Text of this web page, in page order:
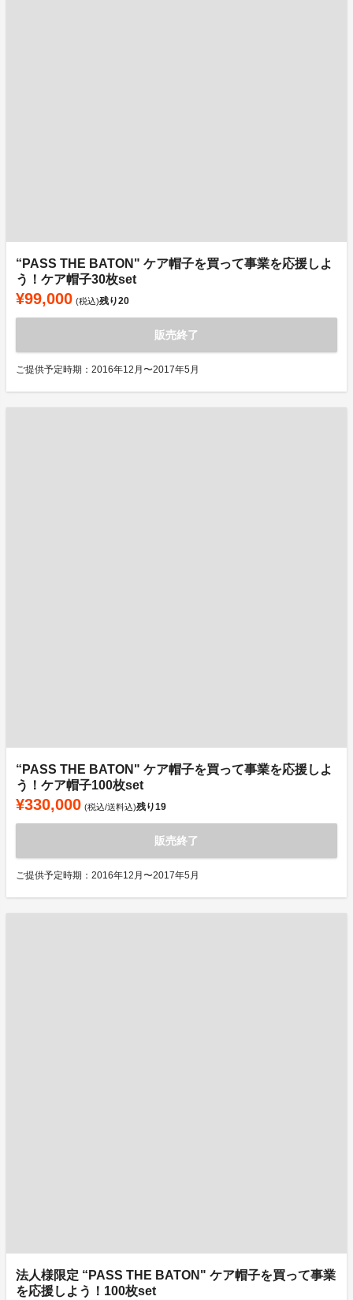
“PASS THE BATON" ケア帽子を買って事業を応援しよ
う！ケア帽子30枚set
¥99,000 (税込)残り20
販売終了
ご提供予定時期：2016年12月〜2017年5月
“PASS THE BATON" ケア帽子を買って事業を応援しよ
う！ケア帽子100枚set
¥330,000 (税込/送料込)残り19
販売終了
ご提供予定時期：2016年12月〜2017年5月
法人様限定 “PASS THE BATON" ケア帽子を買って事業
を応援しよう！100枚set